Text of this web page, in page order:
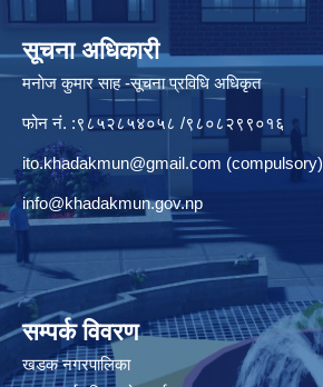
सूचना अधिकारी
मनाेज कुमार साह -सूचना प्रविधि अधिकृत
फोन नं. :९८५२८५४०५८ /९८०८२९९०१६
ito.khadakmun@gmail.com (compulsory)
info@khadakmun.gov.np
सम्पर्क विवरण
खडक नगरपालिका